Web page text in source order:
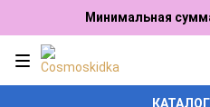
Минимальная